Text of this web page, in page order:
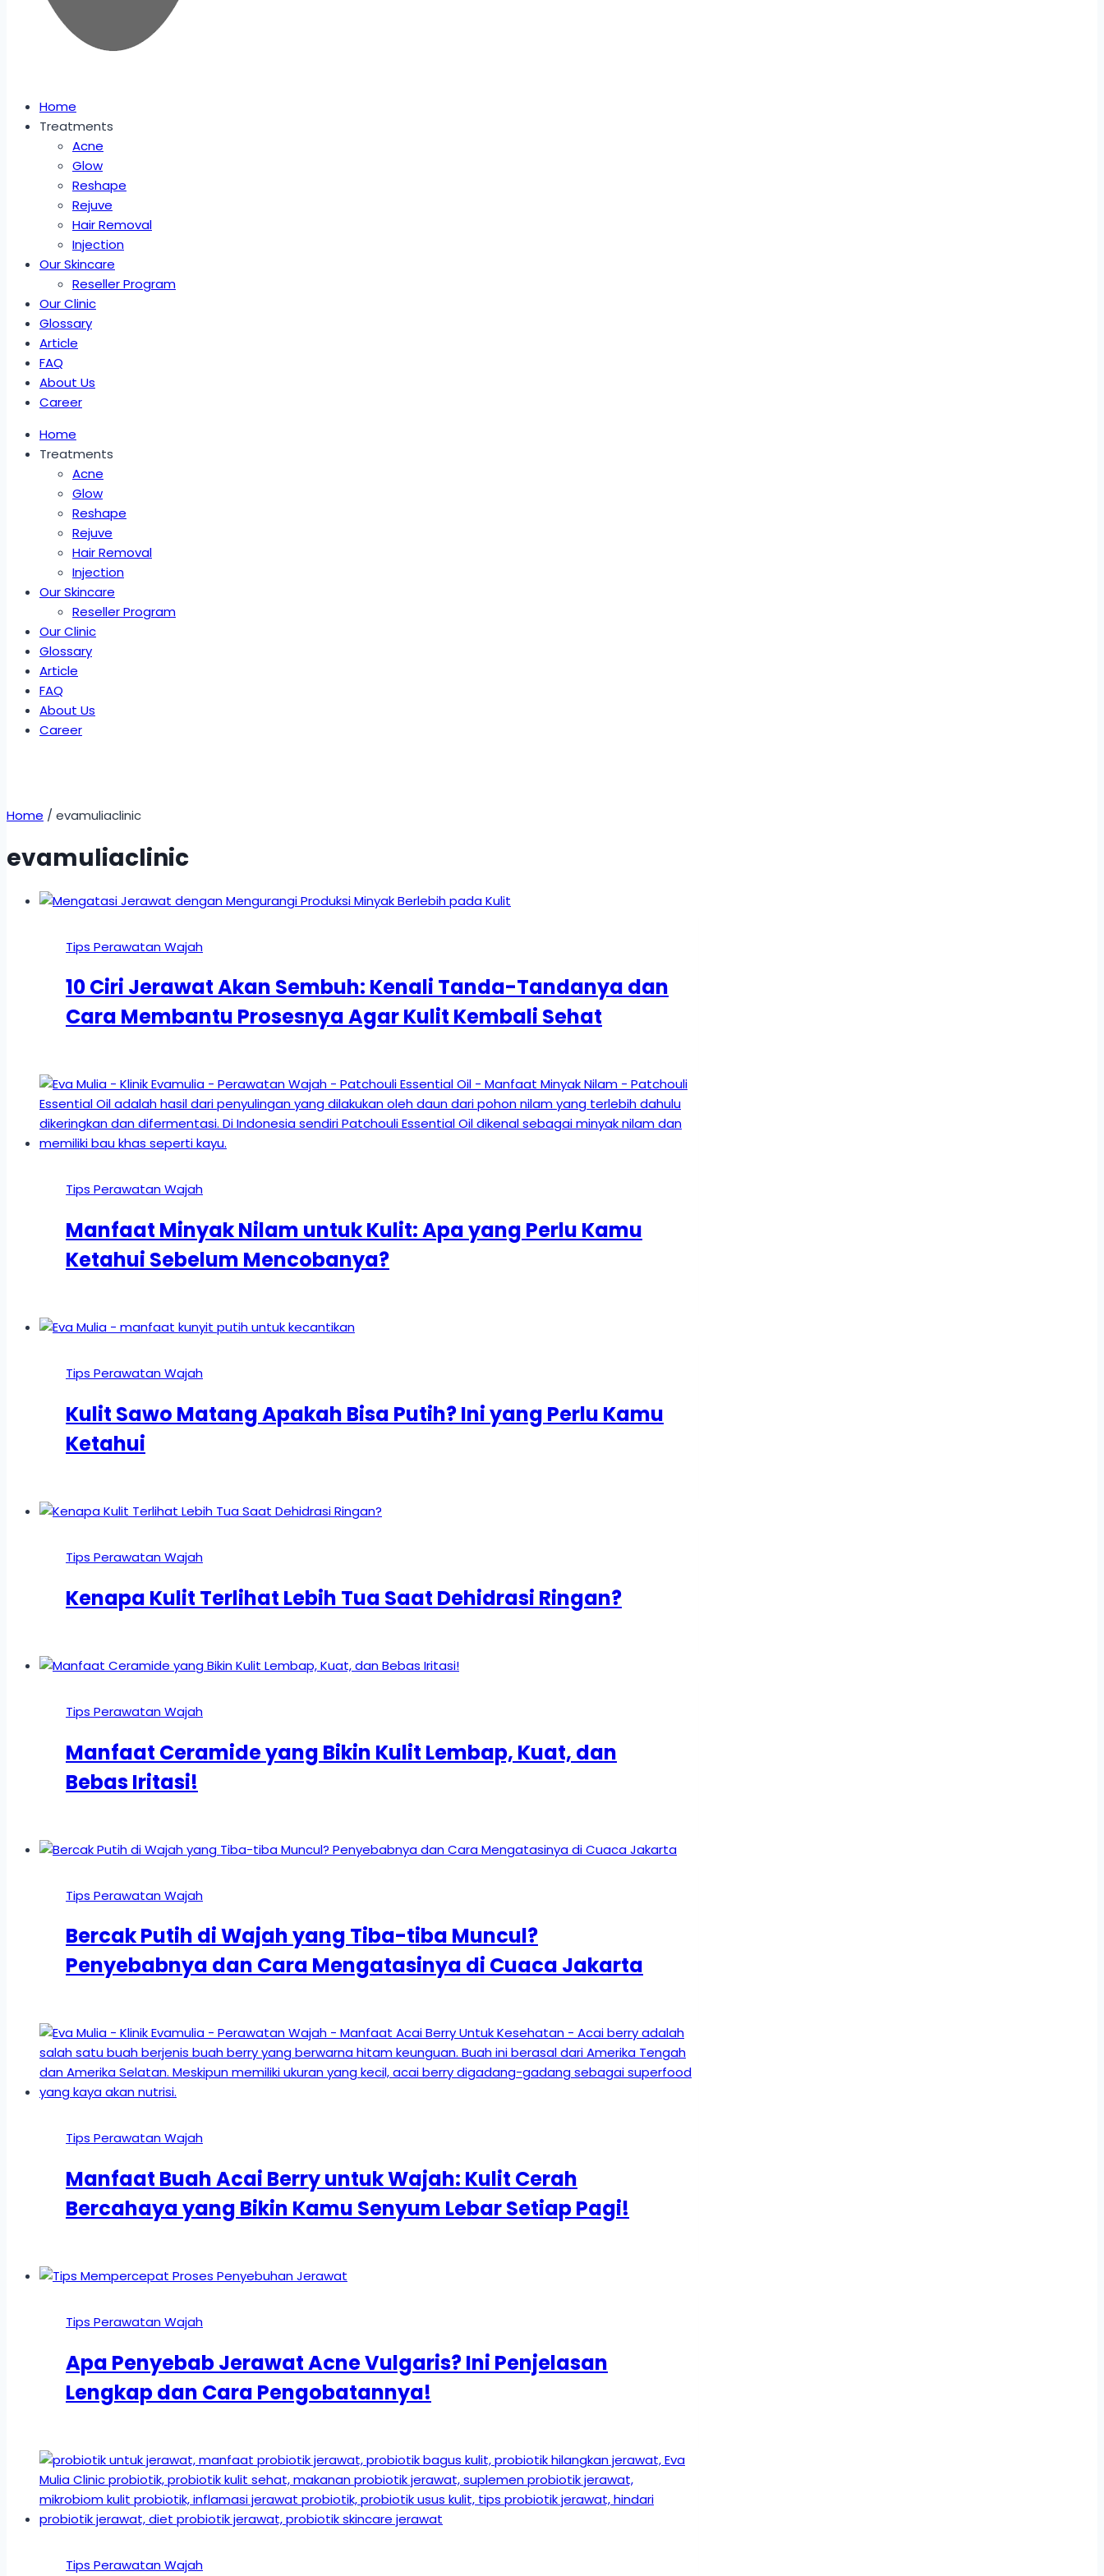
Home
Treatments
Acne
Glow
Reshape
Rejuve
Hair Removal
Injection
Our Skincare
Reseller Program
Our Clinic
Glossary
Article
FAQ
About Us
Career
Home
Treatments
Acne
Glow
Reshape
Rejuve
Hair Removal
Injection
Our Skincare
Reseller Program
Our Clinic
Glossary
Article
FAQ
About Us
Career
Home / evamuliaclinic
evamuliaclinic
Tips Perawatan Wajah
10 Ciri Jerawat Akan Sembuh: Kenali Tanda-Tandanya dan
Cara Membantu Prosesnya Agar Kulit Kembali Sehat
Tips Perawatan Wajah
Manfaat Minyak Nilam untuk Kulit: Apa yang Perlu Kamu
Ketahui Sebelum Mencobanya?
Tips Perawatan Wajah
Kulit Sawo Matang Apakah Bisa Putih? Ini yang Perlu Kamu
Ketahui
Tips Perawatan Wajah
Kenapa Kulit Terlihat Lebih Tua Saat Dehidrasi Ringan?
Tips Perawatan Wajah
Manfaat Ceramide yang Bikin Kulit Lembap, Kuat, dan
Bebas Iritasi!
Tips Perawatan Wajah
Bercak Putih di Wajah yang Tiba-tiba Muncul?
Penyebabnya dan Cara Mengatasinya di Cuaca Jakarta
Tips Perawatan Wajah
Manfaat Buah Acai Berry untuk Wajah: Kulit Cerah
Bercahaya yang Bikin Kamu Senyum Lebar Setiap Pagi!
Tips Perawatan Wajah
Apa Penyebab Jerawat Acne Vulgaris? Ini Penjelasan
Lengkap dan Cara Pengobatannya!
Tips Perawatan Wajah